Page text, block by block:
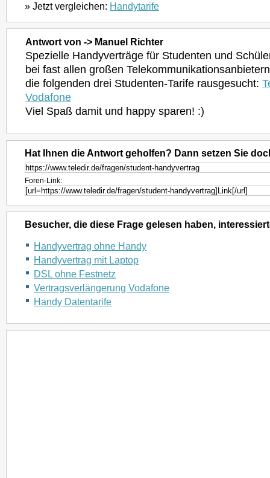
» Jetzt vergleichen: Handytarife
Antwort von -> Manuel Richter
Spezielle Handyverträge für Studenten und
bei fast allen großen
die folgenden drei Studenten-Tarife rausgesucht:
Vodafone
Viel Spaß damit und happy sparen! :)
Hat Ihnen die Antwort geholfen? Dann setzen Sie
Foren-Link:
Besucher, die diese Frage gelesen haben,
Handyvertrag ohne Handy
Handyvertrag mit Laptop
DSL ohne Festnetz
Vertragsverlängerung Vodafone
Handy Datentarife